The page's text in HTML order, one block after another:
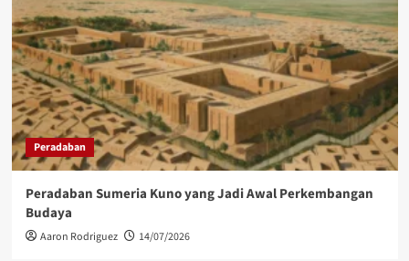
Peradaban
Peradaban Sumeria Kuno yang Jadi Awal Perkembangan
Budaya
Aaron Rodriguez 14/07/2026